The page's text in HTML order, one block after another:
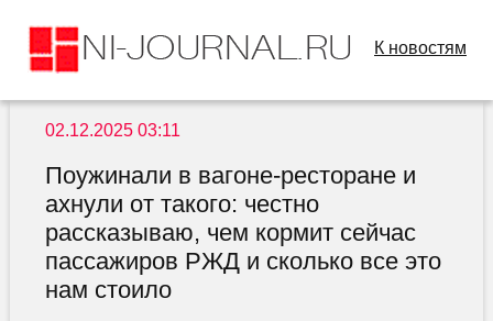
К новостям
02.12.2025 03:11
Поужинали в вагоне-ресторане и
ахнули от такого: честно
рассказываю, чем кормит сейчас
пассажиров РЖД и сколько все это
нам стоило